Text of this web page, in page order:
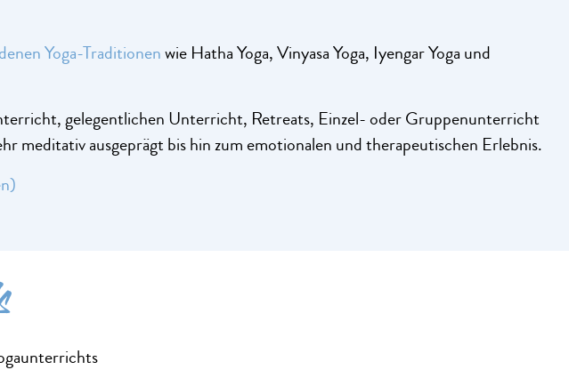
Yoga-Traditionenwie Hatha Yoga, Vinyasa Yoga, Iyengar Yoga und
gelegentlichen Unterricht, Retreats, Einzel- oder Gruppenunterricht
meditativ ausgeprägt bis hin zum emotionalen und therapeutischen Erlebnis.